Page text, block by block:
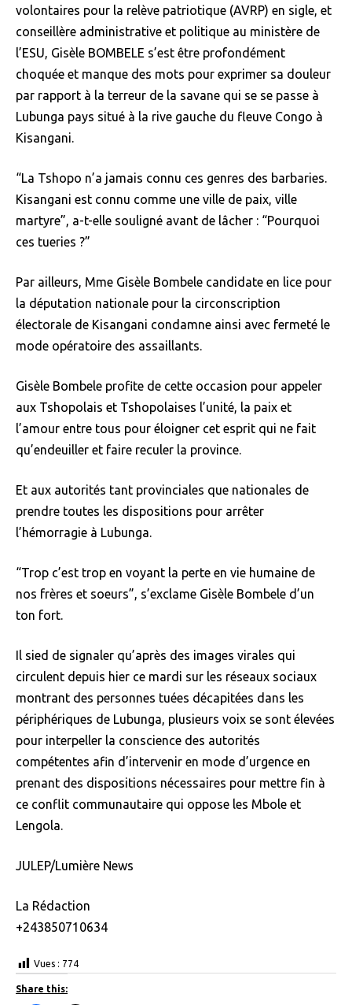
volontaires pour la relève patriotique (AVRP) en sigle, et
conseillère administrative et politique au ministère de
l’ESU, Gisèle BOMBELE s’est être profondément
choquée et manque des mots pour exprimer sa douleur
par rapport à la terreur de la savane qui se se passe à
Lubunga pays situé à la rive gauche du fleuve Congo à
Kisangani.
“La Tshopo n’a jamais connu ces genres des barbaries.
Kisangani est connu comme une ville de paix, ville
martyre”, a-t-elle souligné avant de lâcher : “Pourquoi
ces tueries ?”
Par ailleurs, Mme Gisèle Bombele candidate en lice pour
la députation nationale pour la circonscription
électorale de Kisangani condamne ainsi avec fermeté le
mode opératoire des assaillants.
Gisèle Bombele profite de cette occasion pour appeler
aux Tshopolais et Tshopolaises l’unité, la paix et
l’amour entre tous pour éloigner cet esprit qui ne fait
qu’endeuiller et faire reculer la province.
Et aux autorités tant provinciales que nationales de
prendre toutes les dispositions pour arrêter
l’hémorragie à Lubunga.
“Trop c’est trop en voyant la perte en vie humaine de
nos frères et soeurs”, s’exclame Gisèle Bombele d’un
ton fort.
Il sied de signaler qu’après des images virales qui
circulent depuis hier ce mardi sur les réseaux sociaux
montrant des personnes tuées décapitées dans les
périphériques de Lubunga, plusieurs voix se sont élevées
pour interpeller la conscience des autorités
compétentes afin d’intervenir en mode d’urgence en
prenant des dispositions nécessaires pour mettre fin à
ce conflit communautaire qui oppose les Mbole et
Lengola.
JULEP/Lumière News
La Rédaction
+243850710634
Vues : 774
Share this: